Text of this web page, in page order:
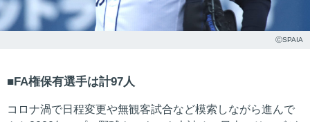
ⒸSPAIA
FA権保有選手は計97人
コロナ渦で日程変更や無観客試合など模索しながら進んで